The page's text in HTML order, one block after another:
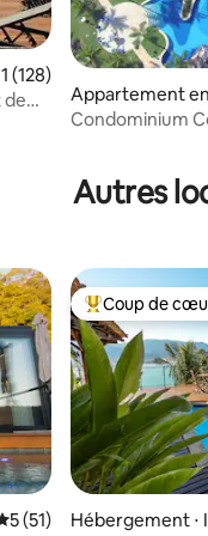
moyenne sur la
(128)
de
Appartement en
Pontal
Condominium
Autres
moyenne sur
5 (51)
Coups de cœur
Coup de
Hébergement ⋅